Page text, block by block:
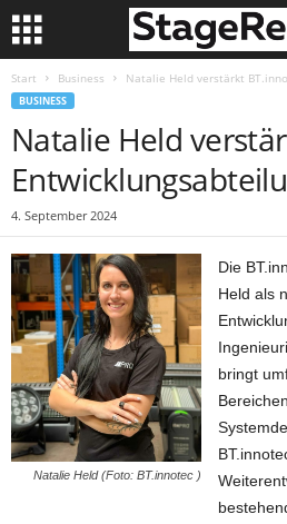
Start Business Natalie Held verstärkt
BUSINESS
Natalie Held
4. September 2024
Natalie Held (Foto: BT.innotec )
Die
Held als
bringt